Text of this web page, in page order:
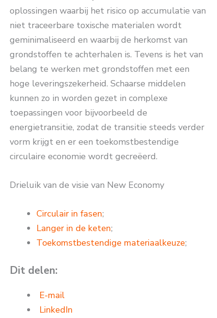
oplossingen waarbij het risico op accumulatie van
niet traceerbare toxische materialen wordt
geminimaliseerd en waarbij de herkomst van
grondstoffen te achterhalen is. Tevens is het van
belang te werken met grondstoffen met een
hoge leveringszekerheid. Schaarse middelen
kunnen zo in worden gezet in complexe
toepassingen voor bijvoorbeeld de
energietransitie, zodat de transitie steeds verder
vorm krijgt en er een toekomstbestendige
circulaire economie wordt gecreëerd.
Drieluik van de visie van New Economy
Circulair in fasen;
Langer in de keten;
Toekomstbestendige materiaalkeuze;
Dit delen:
E-mail
LinkedIn